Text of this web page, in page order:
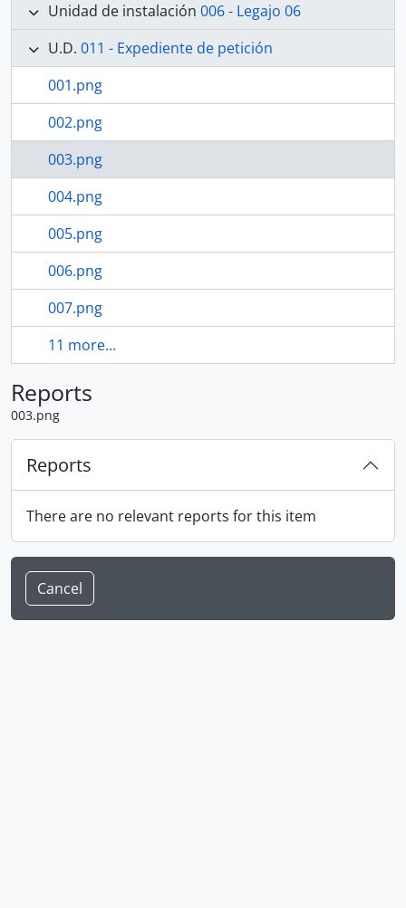
Unidad de instalación 006 - Legajo 06
U.D. 011 - Expediente de petición
001.png
002.png
003.png
004.png
005.png
006.png
007.png
11 more...
Reports
003.png
Reports
There are no relevant reports for this item
Cancel